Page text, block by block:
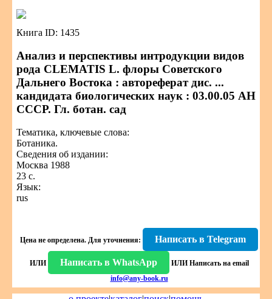
Книга ID: 1435
Анализ и перспективы интродукции видов
рода CLEMATIS L. флоры Советского
Дальнего Востока : автореферат дис. ...
кандидата биологических наук : 03.00.05 АН
СССР. Гл. ботан. сад
Тематика, ключевые слова:
Ботаника.
Сведения об издании:
Москва 1988
23 с.
Язык:
rus
Цена не определена. Для уточнения: Написать в Telegram
ИЛИ Написать в WhatsApp ИЛИ Написать на email
info@any-book.ru